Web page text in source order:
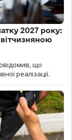
2027 року:
що
реалізації.